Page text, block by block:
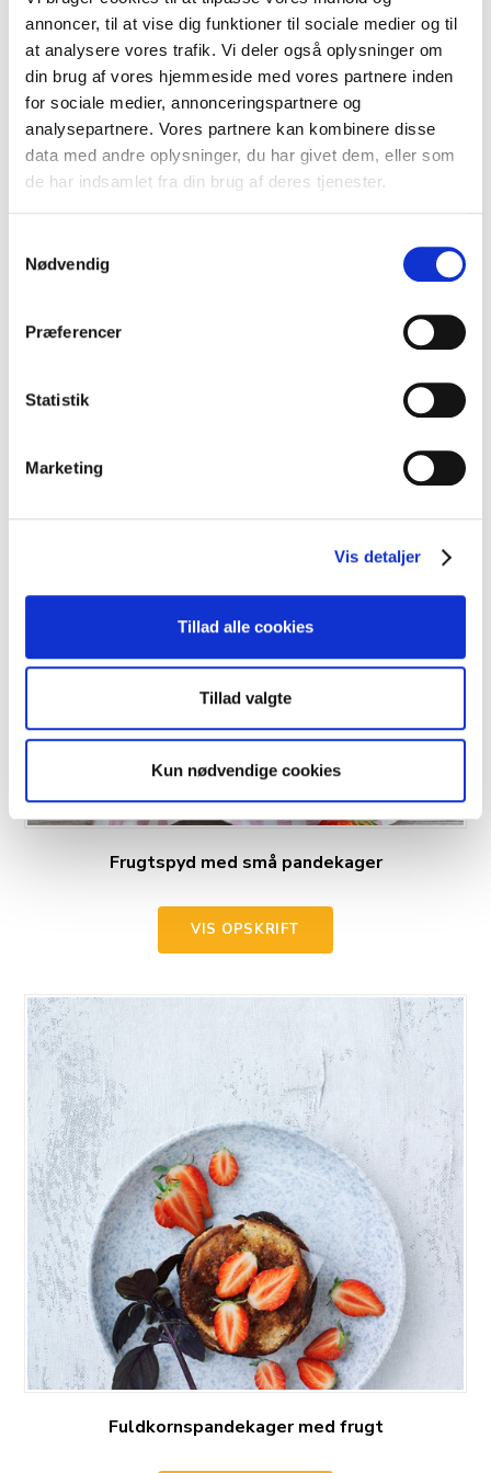
annoncer, til at vise dig funktioner til sociale medier og til
at analysere vores trafik. Vi deler også oplysninger om
din brug af vores hjemmeside med vores partnere inden
for sociale medier, annonceringspartnere og
analysepartnere. Vores partnere kan kombinere disse
data med andre oplysninger, du har givet dem, eller som
de har indsamlet fra din brug af deres tjenester.
Nødvendig
Præferencer
Statistik
Marketing
Vis detaljer
Tillad alle cookies
Tillad valgte
Kun nødvendige cookies
Frugtspyd med små pandekager
VIS OPSKRIFT
Fuldkornspandekager med frugt